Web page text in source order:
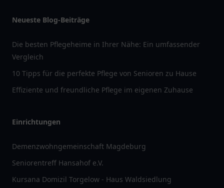
Neueste Blog-Beiträge
Die besten Pflegeheime in Ihrer Nähe: Ein umfassender
Vergleich
10 Tipps für die perfekte Pflege von Senioren zu Hause
Effiziente und freundliche Pflege im eigenen Zuhause
Einrichtungen
Demenzwohngemeinschaft Magdeburg
Seniorentreff Hansahof e.V.
Kursana Domizil Torgelow - Haus Waldsiedlung